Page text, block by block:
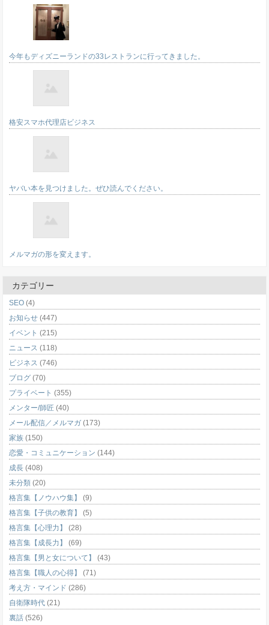
今年もディズニーランドの33レストランに行ってきました。
格安スマホ代理店ビジネス
ヤバい本を見つけました。ぜひ読んでください。
メルマガの形を変えます。
カテゴリー
SEO (4)
お知らせ (447)
イベント (215)
ニュース (118)
ビジネス (746)
ブログ (70)
プライベート (355)
メンター/師匠 (40)
メール配信／メルマガ (173)
家族 (150)
恋愛・コミュニケーション (144)
成長 (408)
未分類 (20)
格言集【ノウハウ集】
(9)
格言集【子供の教育】
(5)
格言集【心理力】
(28)
格言集【成長力】
(69)
格言集【男と女について】
(43)
格言集【職人の心得】
(71)
考え方・マインド (286)
自衛隊時代 (21)
裏話 (526)